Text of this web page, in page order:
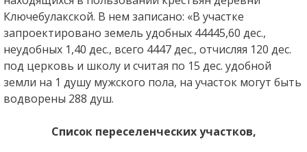
Ключебулакской. В нем записано: «В участке
запроектировано земель удобных 44445,60 дес.,
неудобных 1,40 дес., всего 4447 дес., отчисляя 120 дес.
под церковь и школу и считая по 15 дес. удобной
земли на 1 душу мужского пола, на участок могут быть
водворены 288 душ.
Список переселенческих участков,